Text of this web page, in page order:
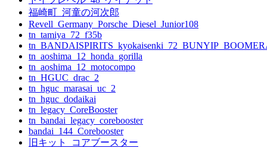
福崎町_河童の河次郎
Revell_Germany_Porsche_Diesel_Junior108
tn_tamiya_72_f35b
tn_aoshima_12_honda_gorilla
tn_aoshima_12_motocompo
tn_HGUC_drac_2
tn_hguc_marasai_uc_2
tn_hguc_dodaikai
tn_legacy_CoreBooster
tn_bandai_legacy_corebooster
bandai_144_Corebooster
旧キット_コアブースター